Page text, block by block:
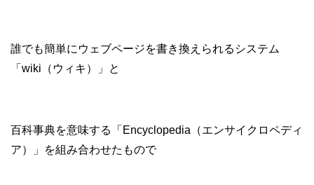
誰でも簡単にウェブページを書き換えられるシステム
「wiki（ウィキ）」と
百科事典を意味する「Encyclopedia（エンサイクロペディ
ア）」を組み合わせたもので